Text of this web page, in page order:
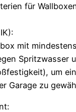
für
mit
Spritzwasser
um
Garage zu